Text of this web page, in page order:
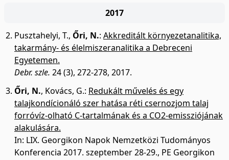
2017
Pusztahelyi, T., Őri, N.: Akkreditált környezetanalitika,
takarmány- és élelmiszeranalitika a Debreceni
Egyetemen.
Debr. szle. 24 (3), 272-278, 2017.
Őri, N., Kovács, G.: Redukált művelés és egy
talajkondícionáló szer hatása réti csernozjom talaj
forróvíz-olható C-tartalmának és a CO2-emissziójának
alakulására.
In: LIX. Georgikon Napok Nemzetközi Tudományos
Konferencia 2017. szeptember 28-29., PE Georgikon